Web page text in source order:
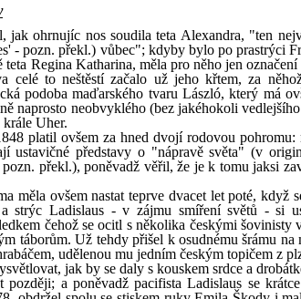
jak ohrnujíc nos soudila teta Alexandra, "ten
- pozn. překl.) vůbec"; kdyby bylo po prastrýci
teta Regina Katharina, měla pro něho jen
celé to neštěstí začalo už jeho křtem, za
podoba maďarského tvaru László, který má
naprosto neobvyklého (bez jakéhokoli
krále Uher.
platil ovšem za hned dvojí rodovou
ustavičné představy o "nápravě světa" (v
překl.), poněvadž věřil, že je k tomu jaksi
měla ovšem nastat teprve dvacet let poté,
strýc Ladislaus - v zájmu smíření světů - si
čehož se ocitl s několika českými
táborům. Už tehdy přišel k osudnému šrámu
udělenou mu jedním českým topičem z
jak by se daly s kouskem srdce a
a poněvadž pacifista Ladislaus se